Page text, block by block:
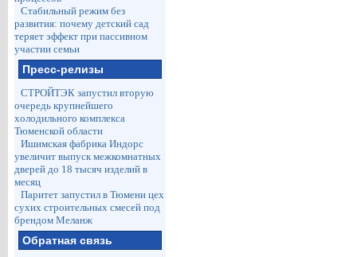
Стабильный режим без
развития: почему детский сад
теряет эффект при пассивном
участии семьи
Пресс-релизы
СТРОЙТЭК запустил вторую
очередь крупнейшего
холодильного комплекса
Тюменской области
Ишимская фабрика Индорс
увеличит выпуск межкомнатных
дверей до 18 тысяч изделий в
месяц
Паритет запустил в Тюмени цех
сухих строительных смесей под
брендом Меланж
Обратная связь